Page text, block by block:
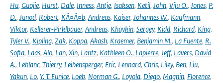
Hu, Guojie, Hurst, Dale, Inness, Antje, Isaksen, Ketil, John, Viju O., Jones, P.
D., Junod, Robert, KÃ¤Ã¤b, Andreas, Kaiser, Johannes W., Kaufmann,
Viktor, Kellerer-Pirklbauer, Andreas, Khaykin, Sergey, Kidd, Richard, King,
Tyler V., Kipling, Zak, Koppa, Akash, Kraemer, Benjamin M., La Fuente, R.
Sofia, Laas, Alo, Lan, Xin, Lantz, Kathleen O., Lapierre, Jeff, Lavers, David
A., Leblanc, Thierry, Leibensperger, Eric, Lennard, Chris, Liley, Ben, Liu,
Yakun, Lo, Y. T. Eunice, Loeb, Norman G., Loyola, Diego, Magnin, Florence,